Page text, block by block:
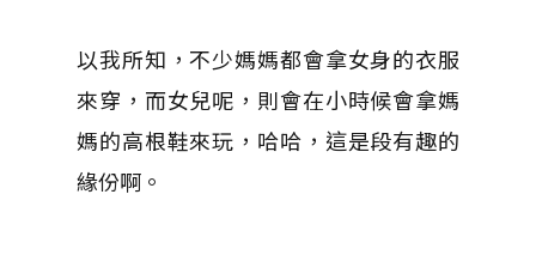
以我所知，不少媽媽都會拿女身的衣服
來穿，而女兒呢，則會在小時候會拿媽
媽的高根鞋來玩，哈哈，這是段有趣的
緣份啊。